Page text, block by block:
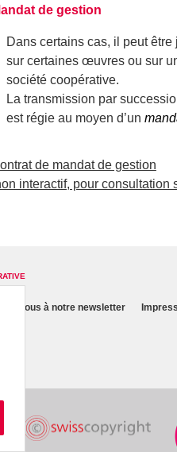
de gestion
Dans certains cas, il peut
sur certaines œuvres ou sur
société coopérative.
La transmission par
est régie au moyen d’un
de mandat de gestion
interactif, pour consultation
vous à notre newsletter